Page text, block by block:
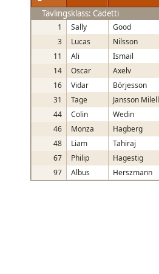
Tävlingsklass: Cadetti
1 Sally Good
3
Lucas Nilsson
11
Ali Ismail
14
Oscar Axelv
16
Vidar Börjesson
31
Tage Jansson Milell
44
Colin Wedin
46
Monza Hagberg
48
Liam Tahiraj
67
Philip Hagestig
97
Albus Herszmann